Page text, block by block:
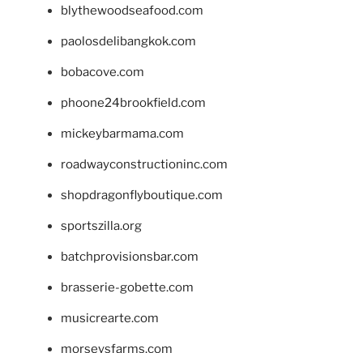
blythewoodseafood.com
paolosdelibangkok.com
bobacove.com
phoone24brookfield.com
mickeybarmama.com
roadwayconstructioninc.com
shopdragonflyboutique.com
sportszilla.org
batchprovisionsbar.com
brasserie-gobette.com
musicrearte.com
morseysfarms.com